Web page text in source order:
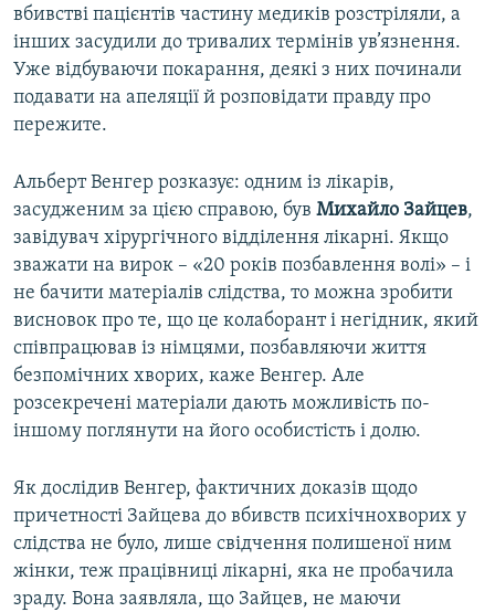
вбивстві пацієнтів частину медиків розстріляли, а
інших засудили до тривалих термінів ув’язнення.
Уже відбуваючи покарання, деякі з них починали
подавати на апеляції й розповідати правду про
пережите.
Альберт Венгер розказує: одним із лікарів,
засудженим за цією справою, був Михайло Зайцев,
завідувач хірургічного відділення лікарні. Якщо
зважати на вирок – «20 років позбавлення волі» – і
не бачити матеріалів слідства, то можна зробити
висновок про те, що це колаборант і негідник, який
співпрацював із німцями, позбавляючи життя
безпомічних хворих, каже Венгер. Але
розсекречені матеріали дають можливість по-
іншому поглянути на його особистість і долю.
Як дослідив Венгер, фактичних доказів щодо
причетності Зайцева до вбивств психічнохворих у
слідства не було, лише свідчення полишеної ним
жінки, теж працівниці лікарні, яка не пробачила
зраду. Вона заявляла, що Зайцев, не маючи